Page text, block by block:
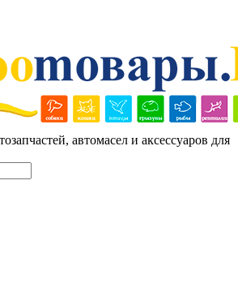
автомасел и аксессуаров для